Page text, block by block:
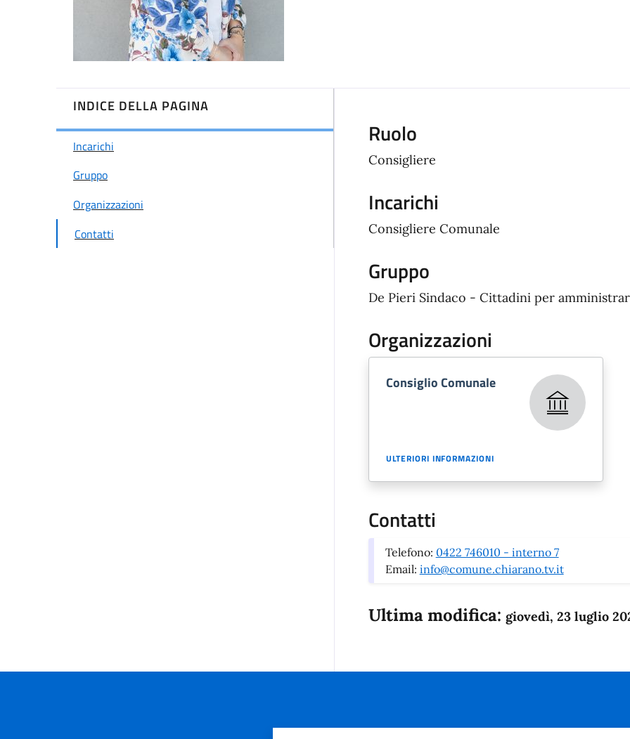
INDICE DELLA PAGINA
Incarichi
Gruppo
Organizzazioni
Contatti
Ruolo
Consigliere
Incarichi
Consigliere Comunale
Gruppo
De Pieri Sindaco - Cittadini per
Organizzazioni
Consiglio Comunale
ULTERIORI INFORMAZIONI
Contatti
Telefono: 0422 746010 - interno 7
Email: info@comune.chiarano.tv.it
Ultima modifica: giovedì, 23 luglio